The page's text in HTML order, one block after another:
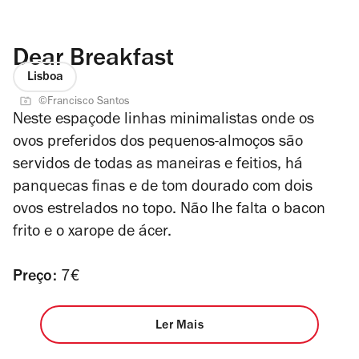
Dear Breakfast
Lisboa
©Francisco Santos
Neste espaçode linhas minimalistas onde os
ovos preferidos dos pequenos-almoços são
servidos de todas as maneiras e feitios, há
panquecas finas e de tom dourado com dois
ovos estrelados no topo. Não lhe falta o bacon
frito e o xarope de ácer.
Preço: 7€
Ler Mais